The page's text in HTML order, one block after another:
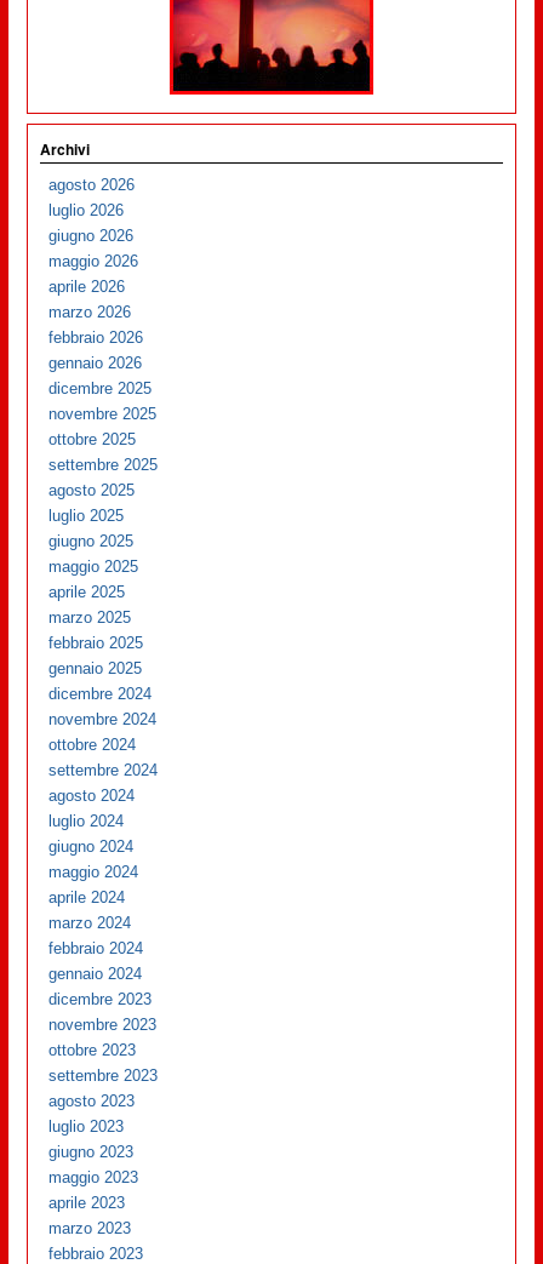
Archivi
agosto 2026
luglio 2026
giugno 2026
maggio 2026
aprile 2026
marzo 2026
febbraio 2026
gennaio 2026
dicembre 2025
novembre 2025
ottobre 2025
settembre 2025
agosto 2025
luglio 2025
giugno 2025
maggio 2025
aprile 2025
marzo 2025
febbraio 2025
gennaio 2025
dicembre 2024
novembre 2024
ottobre 2024
settembre 2024
agosto 2024
luglio 2024
giugno 2024
maggio 2024
aprile 2024
marzo 2024
febbraio 2024
gennaio 2024
dicembre 2023
novembre 2023
ottobre 2023
settembre 2023
agosto 2023
luglio 2023
giugno 2023
maggio 2023
aprile 2023
marzo 2023
febbraio 2023